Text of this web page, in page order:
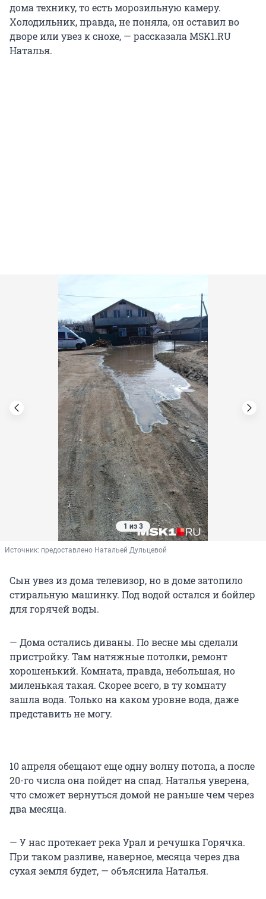
дома технику, то есть морозильную камеру.
Холодильник, правда, не поняла, он оставил во
дворе или увез к снохе, — рассказала MSK1.RU
Наталья.
1 из 3
Источник: предоставлено Натальей Дульцевой
Сын увез из дома телевизор, но в доме затопило
стиральную машинку. Под водой остался и бойлер
для горячей воды.
— Дома остались диваны. По весне мы сделали
пристройку. Там натяжные потолки, ремонт
хорошенький. Комната, правда, небольшая, но
миленькая такая. Скорее всего, в ту комнату
зашла вода. Только на каком уровне вода, даже
представить не могу.
10 апреля обещают еще одну волну потопа, а после
20-го числа она пойдет на спад. Наталья уверена,
что сможет вернуться домой не раньше чем через
два месяца.
— У нас протекает река Урал и речушка Горячка.
При таком разливе, наверное, месяца через два
сухая земля будет, — объяснила Наталья.